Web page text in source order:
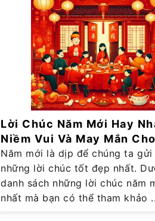
Lời Chúc Năm Mới Hay
Niềm Vui Và May Mắn
Mới
Năm mới là dịp để chúng ta gửi
những lời chúc tốt đẹp nhất.
danh sách những lời chúc năm
nhất mà bạn có thể tham khảo